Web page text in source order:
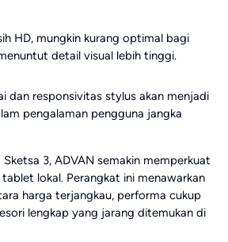
HD, mungkin kurang optimal bagi
detail visual lebih tinggi.
dan responsivitas stylus akan menjadi
pengalaman pengguna jangka
Sketsa 3, ADVAN semakin memperkuat
lokal. Perangkat ini menawarkan
harga terjangkau, performa cukup
lengkap yang jarang ditemukan di